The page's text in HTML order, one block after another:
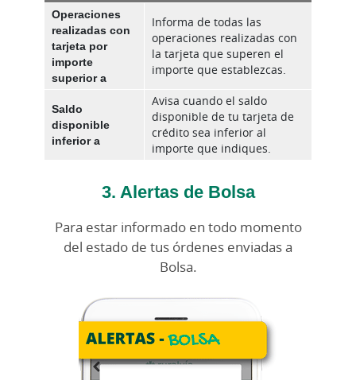
Operaciones
realizadas con
tarjeta por
importe
superior a
Informa de todas las
operaciones realizadas con
la tarjeta que superen el
importe que establezcas.
Saldo
disponible
inferior a
Avisa cuando el saldo
disponible de tu tarjeta de
crédito sea inferior al
importe que indiques.
3. Alertas de Bolsa
Para estar informado en todo momento
del estado de tus órdenes enviadas a
Bolsa.